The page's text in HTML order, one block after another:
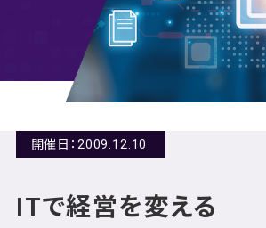
ITで経営を変える
開催日：2009.12.10